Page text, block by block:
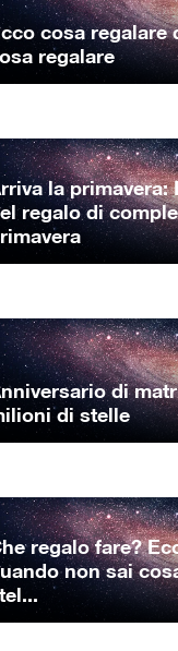
cosa regalare
regalare
la primavera:
regalo di
di
di stelle
regalo fare?
non sai